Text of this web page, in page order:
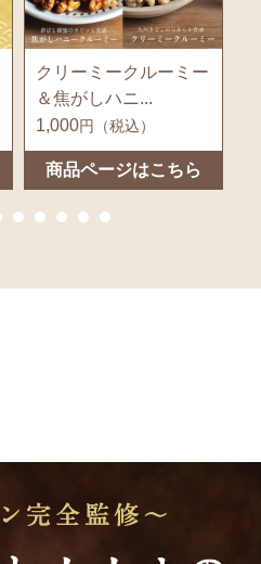
おかーる3種セット...
1,140円（税込）
商品ページはこちら